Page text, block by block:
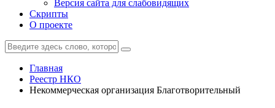
Версия сайта для слабовидящих
Скрипты
О проекте
Главная
Реестр НКО
Некоммерческая организация Благотворительный